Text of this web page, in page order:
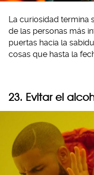
La curiosidad termina
de las personas más
puertas hacia la
cosas que hasta la
23. Evitar el